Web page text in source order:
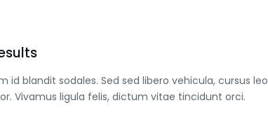
id blandit sodales. Sed sed libero vehicula, cursus leo
Vivamus ligula felis, dictum vitae tincidunt orci.